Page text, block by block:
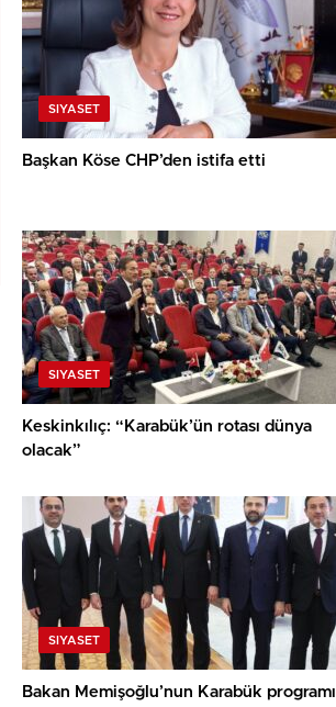
SIYASET
Başkan Köse CHP’den istifa etti
SIYASET
Keskinkılıç: “Karabük’ün rotası dünya
olacak”
SIYASET
Bakan Memişoğlu’nun Karabük programı